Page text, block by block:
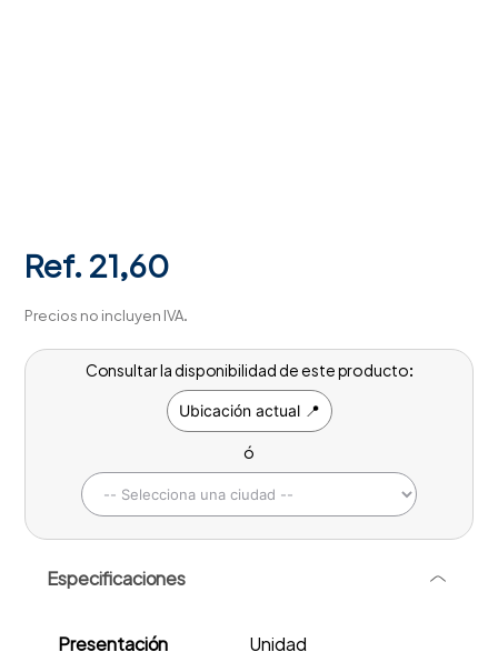
Especificaciones -
Presentación
Unidad
Ref. 21,60
Precios no incluyen IVA.
Consultar la disponibilidad de este producto:
Ubicación actual 📍
ó